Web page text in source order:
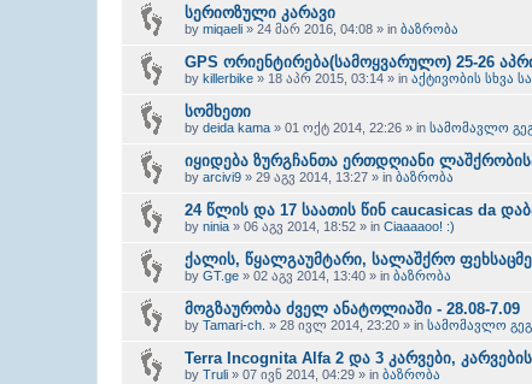
სერიოზული კარავი
by miqaeli » 24 მარ 2016, 04:08 » in ბაზრობა
GPS ორიენტირება(სამოყვარულო) 25-26
by killerbike » 18 აპრ 2015, 03:14 » in აქტივობის სხვა
სომხეთი
by deida kama » 01 ოქტ 2014, 22:26 » in სამომავლო
იყიდება ზურგჩანთა ერთდღიანი
by arcivi9 » 29 აგვ 2014, 13:27 » in ბაზრობა
24 წლის და 17 საათის წინ caucasicas da
by ninia » 06 აგვ 2014, 18:52 » in Ciaaaaoo! :)
ქალის, წყალგაუმტარი, სალაშქრო
by GT.ge » 02 აგვ 2014, 13:40 » in ბაზრობა
მოგზაურობა ძველ ანატოლიაში - 28.08-7.09
by Tamari-ch. » 28 ივლ 2014, 23:20 » in სამომავლო
Terra Incognita Alfa 2 და 3 კარვები,
by Truli » 07 ივნ 2014, 04:29 » in ბაზრობა